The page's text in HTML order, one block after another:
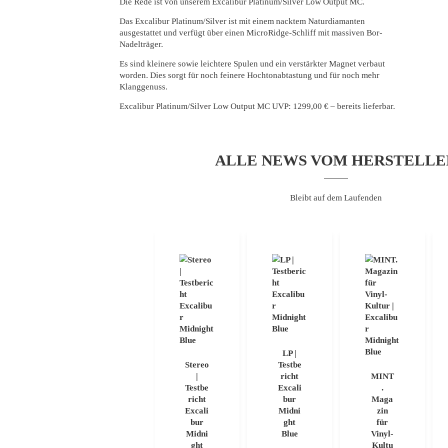
Das Excalibur Platinum/Silver ist mit einem nacktem Naturdiamanten
ausgestattet und verfügt über einen MicroRidge-Schliff mit massiven Bor-
Nadelträger.
Es sind kleinere sowie leichtere Spulen und ein verstärkter Magnet verbaut
worden. Dies sorgt für noch feinere Hochtonabtastung und für noch mehr
Klanggenuss.
Excalibur Platinum/Silver Low Output MC UVP: 1299,00 € – bereits lieferbar.
ALLE NEWS VOM
Bleibt auf dem Laufenden
Stereo
|
Testbe
richt
Excali
bur
Midni
ght
LP |
Testbe
richt
Excali
bur
Midni
ght
Blue
MINT
.
Maga
zin
für
Vinyl-
Kultu